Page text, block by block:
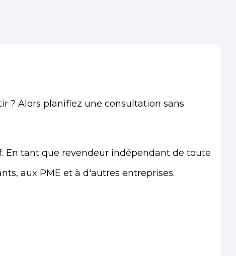
? Alors planifiez une consultation sans
En tant que revendeur indépendant de toute
aux PME et à d'autres entreprises.